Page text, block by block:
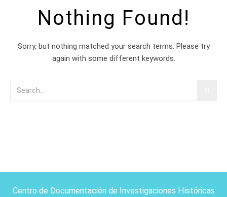
Nothing Found!
Sorry, but nothing matched your search terms. Please try
again with some different keywords.
Centro de Documentación de Investigaciones Históricas